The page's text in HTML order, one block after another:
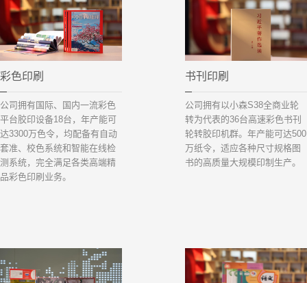
彩色印刷
公司拥有国际、国内一流彩色
平台胶印设备18台，年产能可
达3300万色令，均配备有自动
套准、校色系统和智能在线检
测系统，完全满足各类高端精
品彩色印刷业务。
书刊印刷
公司拥有以小森S38全商业轮
转为代表的36台高速彩色书刊
轮转胶印机群。年产能可达500
万纸令，适应各种尺寸规格图
书的高质量大规模印制生产。